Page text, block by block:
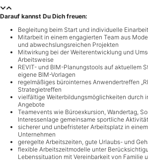
Darauf kannst Du Dich freuen:
Begleitung beim Start und individuelle
Mitarbeit in einem engagierten Team aus
und abwechslungsreichen Projekten
Mitwirkung bei der Weiterentwicklung und
Arbeitsweise
REVIT- und BIM-Planungstools auf aktuellem
eigene BIM-Vorlagen
regelmäßiges bürointernes Anwendertreffen
Strategietreffen
vielfältige Weiterbildungsmöglichkeiten durch
Angebote
Teamevents wie Büroexkursion, Wandertag,
Interessenlage gemeinsame sportliche
sicherer und unbefristeter Arbeitsplatz in
Unternehmen
geregelte Arbeitszeiten, gute Urlaubs- und
flexible Arbeitszeitmodelle unter
Lebenssituation mit Vereinbarkeit von Familie